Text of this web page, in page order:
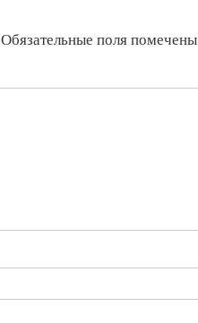
помешать
Обязательные поля помечены